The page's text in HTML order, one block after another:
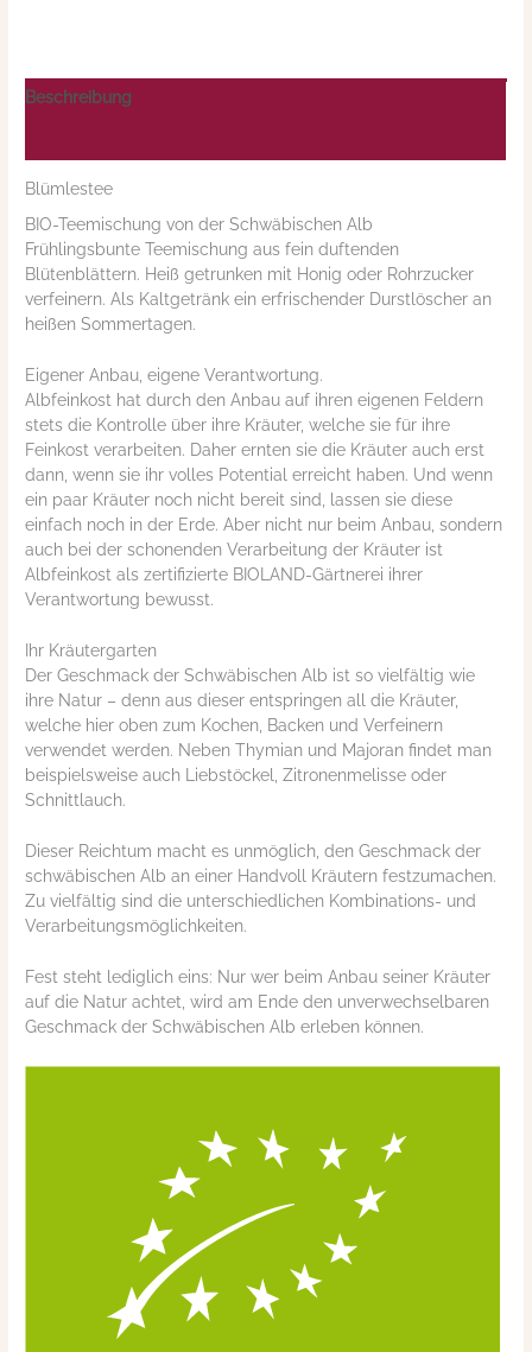
Beschreibung
Blümlestee
BIO-Teemischung von der Schwäbischen Alb
Frühlingsbunte Teemischung aus fein duftenden
Blütenblättern. Heiß getrunken mit Honig oder Rohrzucker
verfeinern. Als Kaltgetränk ein erfrischender Durstlöscher an
heißen Sommertagen.
Eigener Anbau, eigene Verantwortung.
Albfeinkost hat durch den Anbau auf ihren eigenen Feldern
stets die Kontrolle über ihre Kräuter, welche sie für ihre
Feinkost verarbeiten. Daher ernten sie die Kräuter auch erst
dann, wenn sie ihr volles Potential erreicht haben. Und wenn
ein paar Kräuter noch nicht bereit sind, lassen sie diese
einfach noch in der Erde. Aber nicht nur beim Anbau, sondern
auch bei der schonenden Verarbeitung der Kräuter ist
Albfeinkost als zertifizierte BIOLAND-Gärtnerei ihrer
Verantwortung bewusst.
Ihr Kräutergarten
Der Geschmack der Schwäbischen Alb ist so vielfältig wie
ihre Natur – denn aus dieser entspringen all die Kräuter,
welche hier oben zum Kochen, Backen und Verfeinern
verwendet werden. Neben Thymian und Majoran findet man
beispielsweise auch Liebstöckel, Zitronenmelisse oder
Schnittlauch.
Dieser Reichtum macht es unmöglich, den Geschmack der
schwäbischen Alb an einer Handvoll Kräutern festzumachen.
Zu vielfältig sind die unterschiedlichen Kombinations- und
Verarbeitungsmöglichkeiten.
Fest steht lediglich eins: Nur wer beim Anbau seiner Kräuter
auf die Natur achtet, wird am Ende den unverwechselbaren
Geschmack der Schwäbischen Alb erleben können.